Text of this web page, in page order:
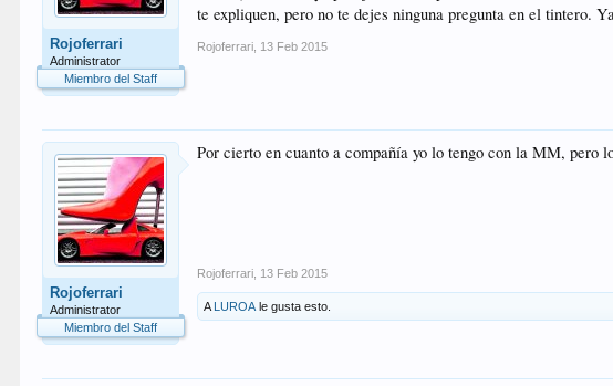
Rojoferrari
Administrator
Miembro del Staff
te expliquen, pero no te dejes ninguna pregunta en el tintero.
Rojoferrari 13 Feb 2015
Rojoferrari
Administrator
Miembro del Staff
Por cierto en cuanto a compañía yo lo tengo con la MM, pero
Rojoferrari 13 Feb 2015
A LUROA le gusta esto.